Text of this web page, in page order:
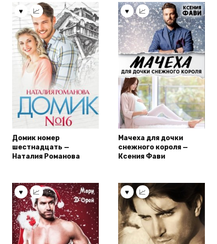
Домик номер
шестнадцать —
Наталия Романова
Мачеха для дочки
снежного короля —
Ксения Фави